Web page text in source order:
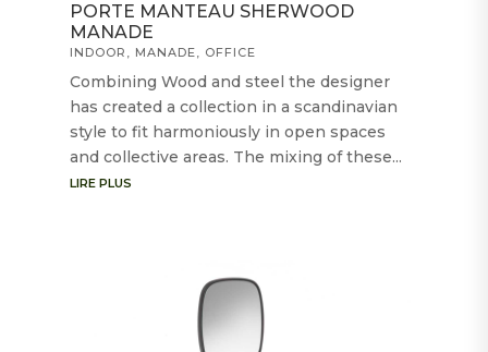
PORTE MANTEAU SHERWOOD
MANADE
INDOOR , MANADE, OFFICE
Combining Wood and steel the designer
has created a collection in a scandinavian
style to fit harmoniously in open spaces
and collective areas. The mixing of these...
LIRE PLUS